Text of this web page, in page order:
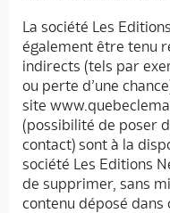
La société Les
également être tenu
indirects (tels par
ou perte d’une
site
(possibilité de poser
contact) sont à la
société Les Editions
de supprimer, sans
contenu déposé